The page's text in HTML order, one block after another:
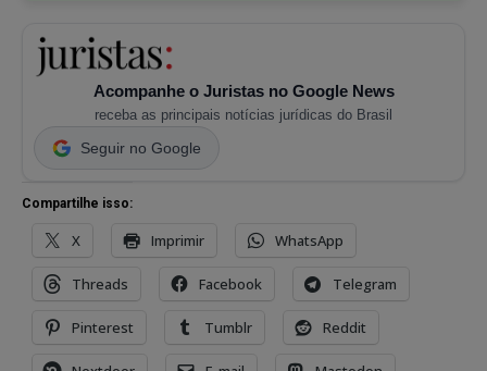
Acompanhe o Juristas no Google News
receba as principais notícias jurídicas do Brasil
Seguir no Google
Compartilhe isso:
X Imprimir WhatsApp
Threads Facebook Telegram
Pinterest Tumblr Reddit